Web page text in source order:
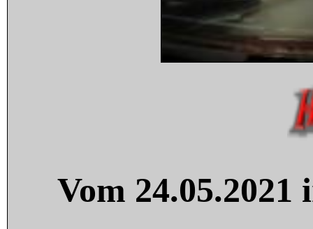
Vom